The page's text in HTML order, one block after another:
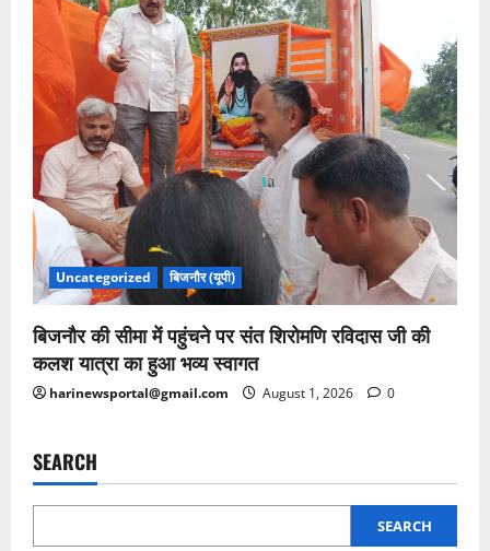
Uncategorized बिजनौर (यूपी)
बिजनौर की सीमा में पहुंचने पर संत शिरोमणि रविदास जी की
कलश यात्रा का हुआ भव्य स्वागत
harinewsportal@gmail.com August 1, 2026 0
SEARCH
SEARCH